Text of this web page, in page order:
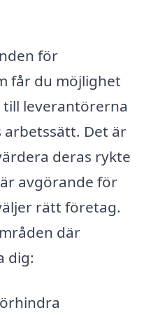
för
får du möjlighet
leverantörerna
arbetssätt. Det är
deras rykte
avgörande för
rätt företag.
där
dig: